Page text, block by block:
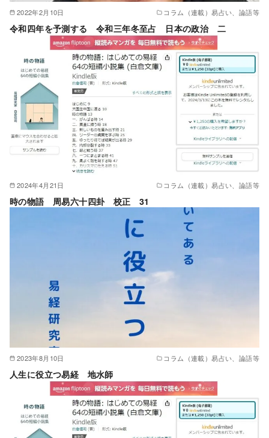
2022年2月10日 コラム（連載）易占い、論語等
令和四年を予測する 令和三年冬至占 日本の政治 二
2024年4月21日 コラム（連載）易占い、論語等
時の物語 周易六十四卦 校正 31
2023年8月10日 コラム（連載）易占い、論語等
人生に役立つ易経 地水師